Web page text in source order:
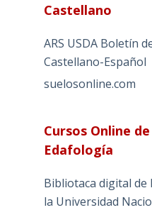
Castellano
ARS USDA Boletín
Castellano-Español
suelosonline.com
Cursos Online
Edafología
Bibliotaca digital de
la Universidad